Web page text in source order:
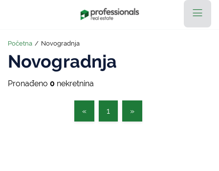
Početna / Novogradnja
Novogradnja
Pronađeno 0 nekretnina
« 1 »